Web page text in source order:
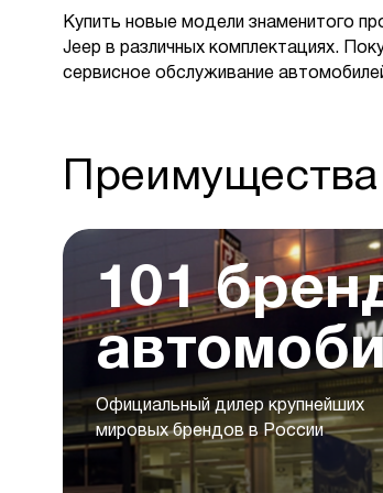
Купить новые модели знаменитого
Jeep в различных комплектациях.
сервисное обслуживание
101
Официальный дилер крупнейших
мировых брендов в России